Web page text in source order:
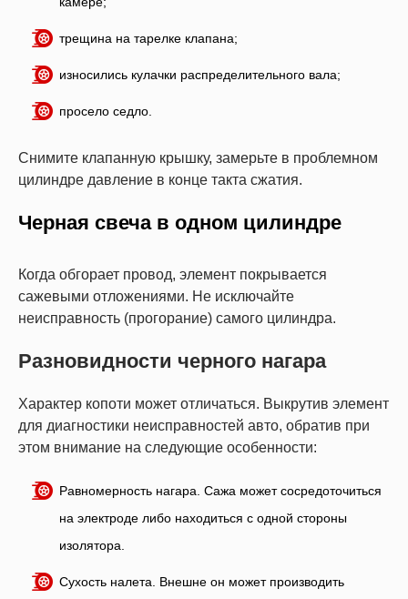
трещина на тарелке клапана;
износились кулачки распределительного вала;
просело седло.
Снимите клапанную крышку, замерьте в проблемном
цилиндре давление в конце такта сжатия.
Черная свеча в одном цилиндре
Когда обгорает провод, элемент покрывается
сажевыми отложениями. Не исключайте
неисправность (прогорание) самого цилиндра.
Разновидности черного нагара
Характер копоти может отличаться. Выкрутив элемент
для диагностики неисправностей авто, обратив при
этом внимание на следующие особенности:
Равномерность нагара. Сажа может сосредоточиться
на электроде либо находиться с одной стороны
изолятора.
Сухость налета. Внешне он может производить